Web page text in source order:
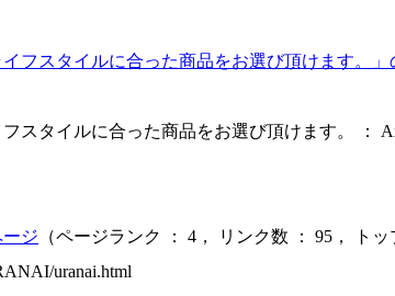
フスタイルに合った商品をお選び頂けます。
スタイルに合った商品をお選び頂けます。 ：
ジ （ページランク ： 4， リンク数 ： 95， トッ
uranai.html